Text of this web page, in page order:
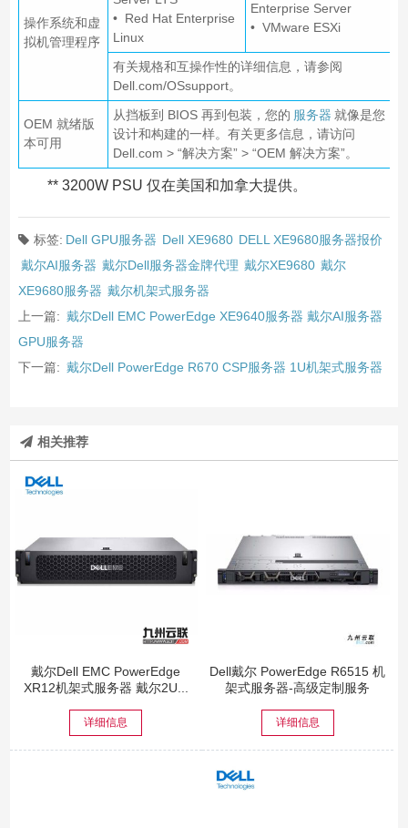
操作系统和虚
拟机管理程序
• Red Hat Enterprise
Linux
Enterprise Server
• VMware ESXi
有关规格和互操作性的详细信息，请参阅
Dell.com/OSsupport。
OEM 就绪版
本可用
从挡板到 BIOS 再到包装，您的 服务器 就像是您
设计和构建的一样。有关更多信息，请访问
Dell.com > “解决方案” > “OEM 解决方案”。
** 3200W PSU 仅在美国和加拿大提供。
标签: Dell GPU服务器 Dell XE9680 DELL XE9680服务器报价
戴尔AI服务器 戴尔Dell服务器金牌代理 戴尔XE9680 戴尔
XE9680服务器 戴尔机架式服务器
上一篇: 戴尔Dell EMC PowerEdge XE9640服务器 戴尔AI服务器
GPU服务器
下一篇: 戴尔Dell PowerEdge R670 CSP服务器 1U机架式服务器
相关推荐
戴尔Dell EMC PowerEdge
XR12机架式服务器 戴尔2U...
详细信息
Dell戴尔 PowerEdge R6515 机
架式服务器-高级定制服务
详细信息